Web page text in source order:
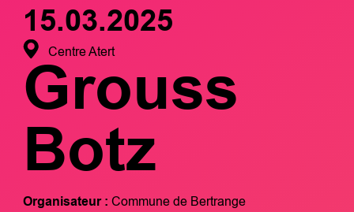
15.03.2025
Centre Atert
Grouss
Botz
Organisateur : Commune de Bertrange